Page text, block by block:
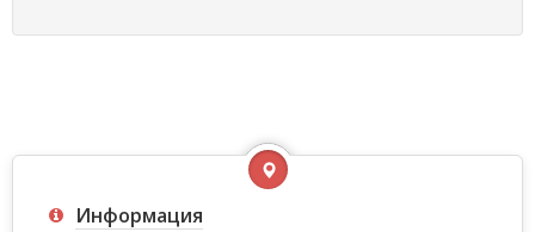
Информация